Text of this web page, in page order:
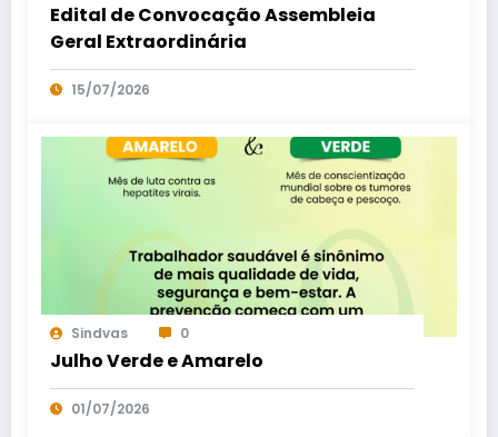
Edital de Convocação Assembleia
Geral Extraordinária
15/07/2026
Sindvas 0
Julho Verde e Amarelo
01/07/2026